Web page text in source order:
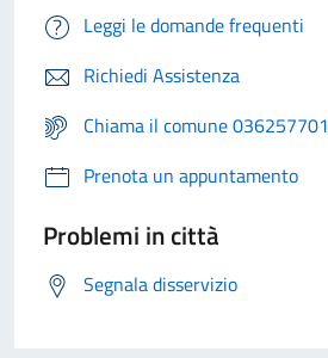
Leggi le domande frequenti
Richiedi Assistenza
Chiama il comune 036257701
Prenota un appuntamento
Problemi in città
Segnala disservizio